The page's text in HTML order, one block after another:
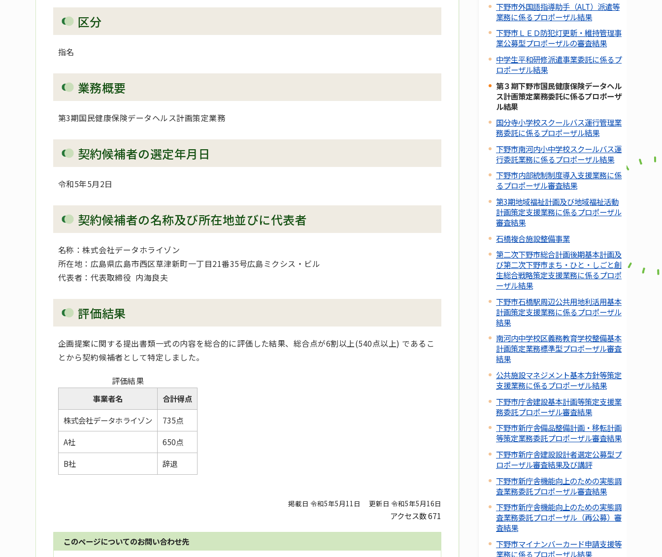
区分
指名
業務概要
第3期国民健康保険データヘルス計画策定業務
契約候補者の選定年月日
令和5年5月2日
契約候補者の名称及び所在地並びに代表者
名称：株式会社データホライゾン
所在地：広島県広島市西区草津新町一丁目21番35号広島ミクシス・ビル
代表者：代表取締役 内海良夫
評価結果
企画提案に関する提出書類一式の内容を総合的に評価した結果、総合点が6割以上(540点以上) であるこ
とから契約候補者として特定しました。
評価結果
事業者名
合計得点
株式会社データホライゾン
735点
A社
650点
B社
辞退
掲載日 令和5年5月11日 更新日 令和5年5月16日
アクセス数671
このページについてのお問い合わせ先
下野市外国語指導助手（ALT）派遣等
業務に係るプロポーザル結果
下野市ＬＥＤ防犯灯更新・維持管理事
業公募型プロポーザルの審査結果
中学生平和研修派遣事業委託に係るプ
ロポーザル結果
第３期下野市国民健康保険データヘル
ス計画策定業務委託に係るプロポーザ
ル結果
国分寺小学校スクールバス運行管理業
務委託に係るプロポーザル結果
下野市南河内小中学校スクールバス運
行委託業務に係るプロポーザル結果
下野市内部統制制度導入支援業務に係
るプロポーザル審査結果
第3期地域福祉計画及び地域福祉活動
計画策定支援業務に係るプロポーザル
審査結果
石橋複合施設整備事業
第二次下野市総合計画後期基本計画及
び第二次下野市まち・ひと・しごと創
生総合戦略策定支援業務に係るプロポ
ーザル結果
下野市石橋駅周辺公共用地利活用基本
計画策定支援業務に係るプロポーザル
結果
南河内中学校区義務教育学校整備基本
計画策定業務標準型プロポーザル審査
結果
公共施設マネジメント基本方針等策定
支援業務に係るプロポーザル結果
下野市庁舎建設基本計画等策定支援業
務委託プロポーザル審査結果
下野市新庁舎備品整備計画・移転計画
等策定業務委託プロポーザル審査結果
下野市新庁舎建設設計者選定公募型プ
ロポーザル審査結果及び講評
下野市新庁舎機能向上のための実態調
査業務委託プロポーザル審査結果
下野市新庁舎機能向上のための実態調
査業務委託プロポーザル（再公募）審
査結果
下野市マイナンバーカード申請支援等
業務に係るプロポーザル結果